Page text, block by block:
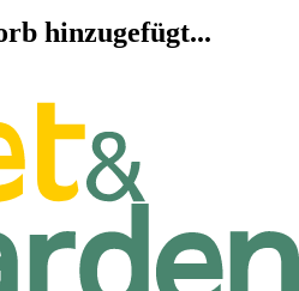
hinzugefügt...